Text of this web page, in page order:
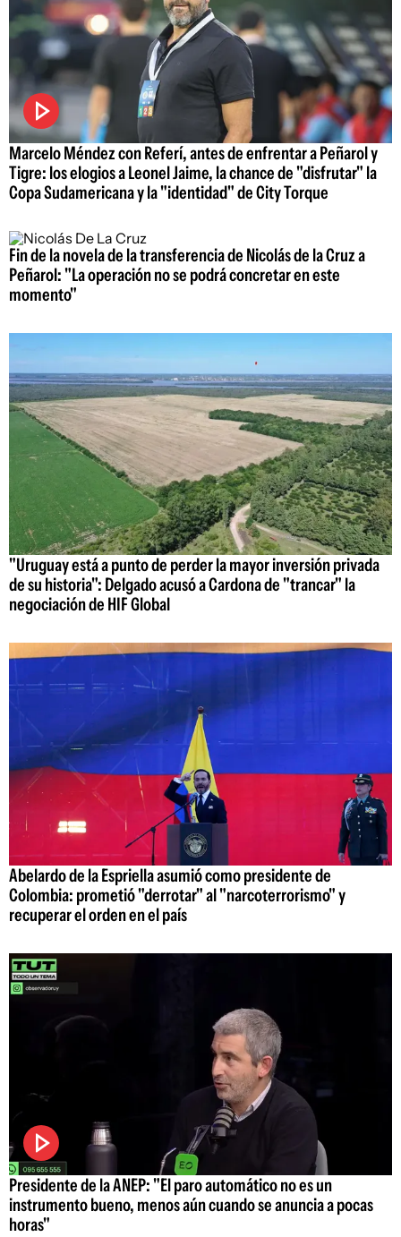
Marcelo Méndez con Referí, antes de enfrentar a Peñarol y
Tigre: los elogios a Leonel Jaime, la chance de "disfrutar" la
Copa Sudamericana y la "identidad" de City Torque
Fin de la novela de la transferencia de Nicolás de la Cruz a
Peñarol: "La operación no se podrá concretar en este
momento"
"Uruguay está a punto de perder la mayor inversión privada
de su historia": Delgado acusó a Cardona de "trancar" la
negociación de HIF Global
Abelardo de la Espriella asumió como presidente de
Colombia: prometió "derrotar" al "narcoterrorismo" y
recuperar el orden en el país
Presidente de la ANEP: "El paro automático no es un
instrumento bueno, menos aún cuando se anuncia a pocas
horas"